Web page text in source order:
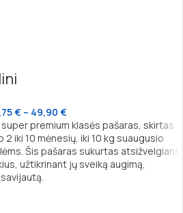
€ – 49,90 €
premium klasės pašaras, skirtas
2 iki 10 mėnesių, iki 10 kg suaugusio
Šis pašaras sukurtas atsižvelgiant
užtikrinant jų sveiką augimą,